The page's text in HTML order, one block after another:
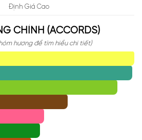
Định Giá Cao
CHÍNH (ACCORDS)
hương để tìm hiểu chi tiết)